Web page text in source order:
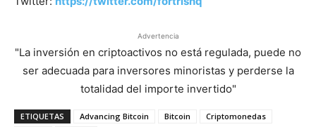
Advertencia
"La inversión en criptoactivos no está regulada, puede no
ser adecuada para inversores minoristas y perderse la
totalidad del importe invertido"
ETIQUETAS Advancing Bitcoin Bitcoin
Criptomonedas